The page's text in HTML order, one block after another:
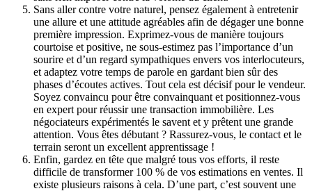
Sans aller contre votre naturel, pensez également à entretenir
une allure et une attitude agréables afin de dégager une bonne
première impression. Exprimez-vous de manière toujours
courtoise et positive, ne sous-estimez pas l’importance d’un
sourire et d’un regard sympathiques envers vos interlocuteurs,
et adaptez votre temps de parole en gardant bien sûr des
phases d’écoutes actives. Tout cela est décisif pour le vendeur.
Soyez convaincu pour être convainquant et positionnez-vous
en expert pour réussir une transaction immobilière. Les
négociateurs expérimentés le savent et y prêtent une grande
attention. Vous êtes débutant ? Rassurez-vous, le contact et le
terrain seront un excellent apprentissage !
Enfin, gardez en tête que malgré tous vos efforts, il reste
difficile de transformer 100 % de vos estimations en ventes. Il
existe plusieurs raisons à cela. D’une part, c’est souvent une